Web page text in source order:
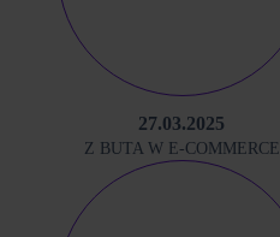
27.03.2025
Z BUTA W E-COMMERCE